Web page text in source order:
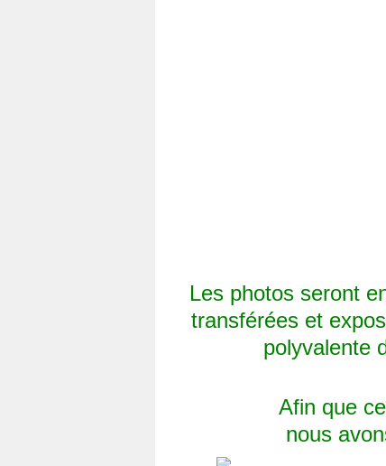
Les photos seront
transférées et
polyvalente
Afin que
nous